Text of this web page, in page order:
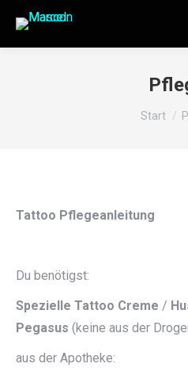
Sie
Start
Tattoo Pflegeanleitung
Du benötigst:
Spezielle Tattoo Creme /
Pegasus (keine aus der
aus der Apotheke: